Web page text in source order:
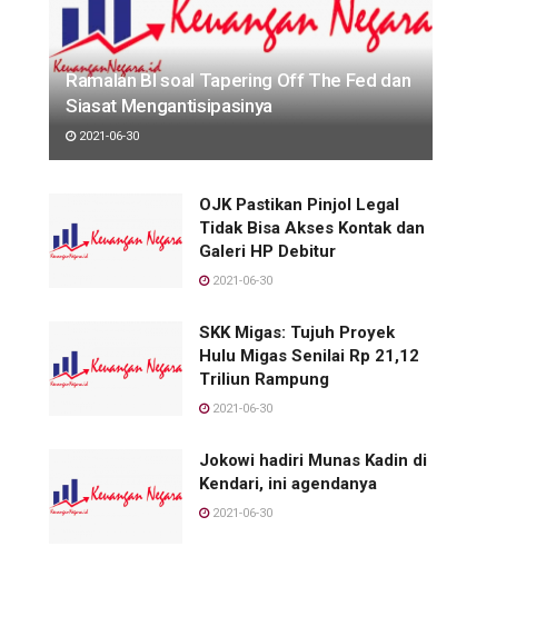
Ramalan BI soal Tapering Off The Fed dan
Siasat Mengantisipasinya
2021-06-30
OJK Pastikan Pinjol Legal
Tidak Bisa Akses Kontak dan
Galeri HP Debitur
2021-06-30
SKK Migas: Tujuh Proyek
Hulu Migas Senilai Rp 21,12
Triliun Rampung
2021-06-30
Jokowi hadiri Munas Kadin di
Kendari, ini agendanya
2021-06-30